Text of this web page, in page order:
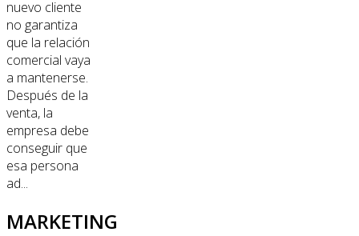
nuevo cliente
no garantiza
que la relación
comercial vaya
a mantenerse.
Después de la
venta, la
empresa debe
conseguir que
esa persona
ad...
MARKETING